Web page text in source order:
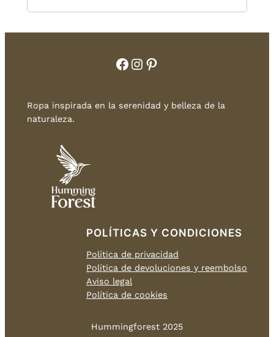
Facebook
Instagram
Pinterest
Ropa inspirada en la serenidad y belleza de la
naturaleza.
POLÍTICAS Y CONDICIONES
Política de privacidad
Política de devoluciones y reembolso
Aviso legal
Política de cookies
Hummingforest 2025